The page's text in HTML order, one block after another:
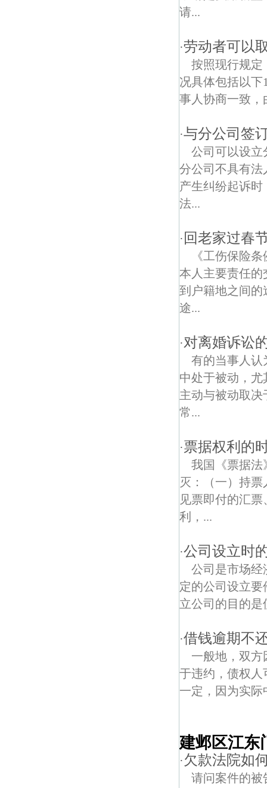
请...
·劳动者可以
按照现行规定
况具体包括以下
事人协商一致，
·与分公司签
公司可以设立
分公司不具有法
产生纠纷起诉
法...
· 回老家过春
《工伤保险
本人主要责任的
到户籍地之间的
途...
·对离婚诉讼
有的当事人认
中处于被动，
主动与被动取
常...
·票据权利的
我国《票据法
灭：（一）持
见票即付的汇
利，...
·公司设立时
公司是市场经
定的公司设立
立公司的目的是
·借钱逾期不
一般地，双
于违约，债权人
一定，因为实
建邺区江东
·欠款法院如
请问案件的被